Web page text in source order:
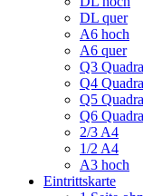
DL quer
A6 hoch
A6 quer
Q3
Q4
Q5
Q6
2/3 A4
1/2 A4
A3 hoch
Eintrittskarte